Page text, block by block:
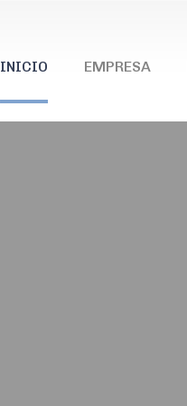
INICIO EMPRESA